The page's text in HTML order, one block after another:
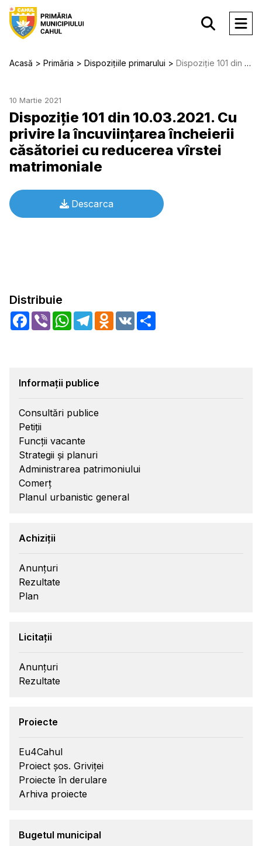
Acasă Primăria Dispozițiile primarului Dispoziție 101 din 10.03.2021. Cu privire la încuviinţarea încheierii căsătoriei cu reducerea vîrstei matrimoniale
10 Martie 2021
Dispoziție 101 din 10.03.2021. Cu
privire la încuviinţarea încheierii
căsătoriei cu reducerea vîrstei
matrimoniale
Descarca
Distribuie
Facebook
Viber WhatsApp
TelegramOdnoklassniki
VK
Informații publice
Consultări publice
Petiții
Funcții vacante
Strategii și planuri
Administrarea patrimoniului
Comerț
Planul urbanistic general
Achiziții
Anunțuri
Rezultate
Plan
Licitații
Anunțuri
Rezultate
Proiecte
Eu4Cahul
Proiect șos. Griviței
Proiecte în derulare
Arhiva proiecte
Bugetul municipal